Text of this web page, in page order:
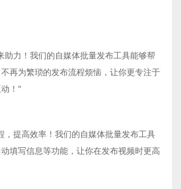
助力！我们的自媒体批量发布工具能够帮
再为繁琐的发布流程烦恼，让你更专注于
！"
，提高效率！我们的自媒体批量发布工具
填写信息等功能，让你在发布视频时更高